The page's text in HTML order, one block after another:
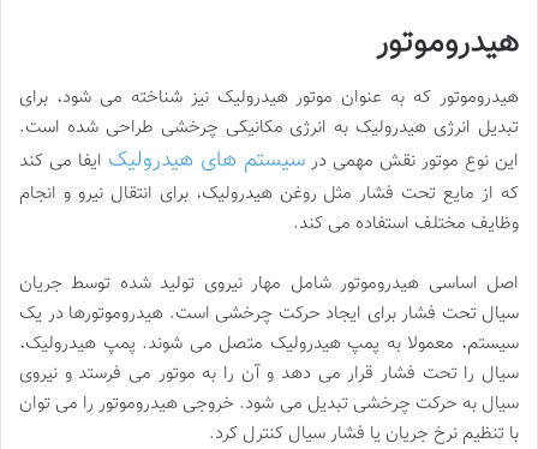
هیدروموتور
هیدروموتور که به عنوان موتور هیدرولیک نیز شناخته می شود، برای
تبدیل انرژی هیدرولیک به انرژی مکانیکی چرخشی طراحی شده است.
این نوع موتور نقش مهمی در سیستم های هیدرولیک ایفا می کند
که از مایع تحت فشار مثل روغن هیدرولیک، برای انتقال نیرو و انجام
وظایف مختلف استفاده می کند.
اصل اساسی هیدروموتور شامل مهار نیروی تولید شده توسط جریان
سیال تحت فشار برای ایجاد حرکت چرخشی است. هیدروموتورها در یک
سیستم، معمولا به پمپ هیدرولیک متصل می شوند. پمپ هیدرولیک،
سیال را تحت فشار قرار می دهد و آن را به موتور می فرستد و نیروی
سیال به حرکت چرخشی تبدیل می شود. خروجی هیدروموتور را می توان
با تنظیم نرخ جریان یا فشار سیال کنترل کرد.